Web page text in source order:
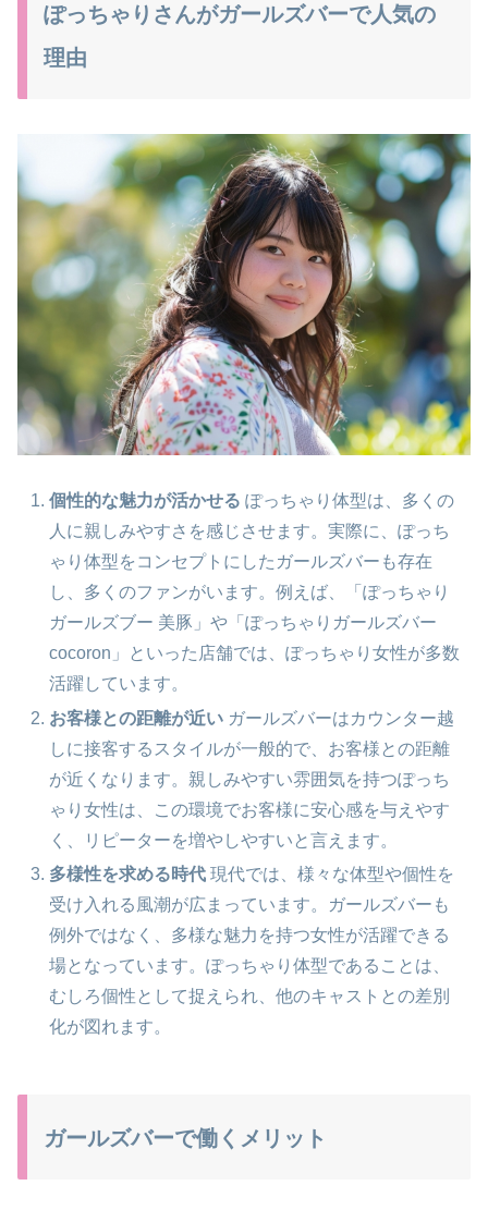
ぽっちゃりさんがガールズバーで人気の
理由
個性的な魅力が活かせる ぽっちゃり体型は、多くの
人に親しみやすさを感じさせます。実際に、ぽっち
ゃり体型をコンセプトにしたガールズバーも存在
し、多くのファンがいます。例えば、「ぽっちゃり
ガールズブー 美豚」や「ぽっちゃりガールズバー
cocoron」といった店舗では、ぽっちゃり女性が多数
活躍しています。
お客様との距離が近い ガールズバーはカウンター越
しに接客するスタイルが一般的で、お客様との距離
が近くなります。親しみやすい雰囲気を持つぽっち
ゃり女性は、この環境でお客様に安心感を与えやす
く、リピーターを増やしやすいと言えます。
多様性を求める時代 現代では、様々な体型や個性を
受け入れる風潮が広まっています。ガールズバーも
例外ではなく、多様な魅力を持つ女性が活躍できる
場となっています。ぽっちゃり体型であることは、
むしろ個性として捉えられ、他のキャストとの差別
化が図れます。
ガールズバーで働くメリット